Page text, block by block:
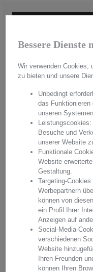
Handmade in
Aus hochwertigstem
"Made in Germany"
Produkt erwerben Sie
und einem
Arnstadt Kristall,
Hersteller:Arnstadt
Anschrift: Bierweg 27,
E-Mail:
Tel. 0049 (0) 3628 - 66 00
Bessere Dienste
Wir verwenden Cookies,
zu bieten und unsere
Unbedingt
das Funktionieren
unseren
Leistungscookies:
Besuche und
unserer Website
Funktionale
Website
Gestaltung.
Targeting-
Werbepartnern
können von
ein Profil Ihrer
Anzeigen auf
Social-Media-
verschiedenen
Website
Ihren Freunden
können Ihren